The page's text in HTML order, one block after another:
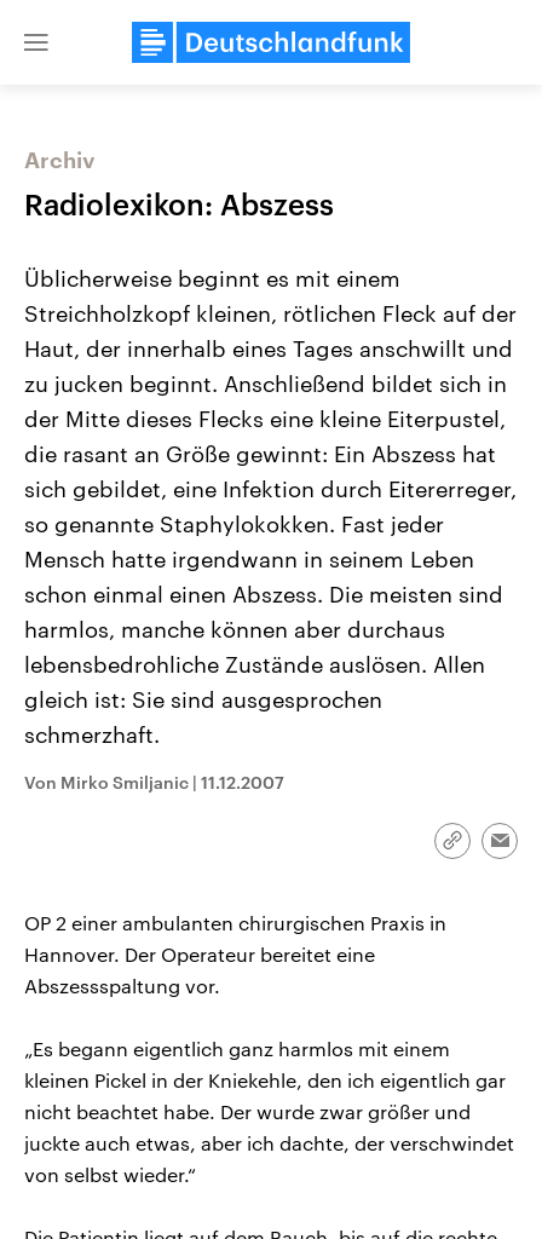
Close
Landtagswahl Sachsen-Anhalt
2026
Alle Informationen
Sachsen-Anhalt wählt am 6.
September 2026 einen neuen
Landtag. Seit 2021 wird das
Bundesland von einer Koalition aus
CDU, SPD und FDP regiert.-
Umfragen, Prognosen,
Wahlprogramme, aktuelle Berichte
und Kandidaten der anstehenden
Wahl.
USA
Aktuelle Beiträge,
Hintergründe
Wirtschaftlich und
gehören die Vereinigten
den mächtigsten Ländern
mit großem Einfluss auf
aktuelle Weltgeschehen.
Audio-Archiv
Archiv
Radiolexikon: Abszess
Üblicherweise beginnt es mit einem
Streichholzkopf kleinen, rötlichen Fleck auf der
Haut, der innerhalb eines Tages anschwillt und
zu jucken beginnt. Anschließend bildet sich in
der Mitte dieses Flecks eine kleine Eiterpustel,
die rasant an Größe gewinnt: Ein Abszess hat
sich gebildet, eine Infektion durch Eitererreger,
so genannte Staphylokokken. Fast jeder
Mensch hatte irgendwann in seinem Leben
schon einmal einen Abszess. Die meisten sind
harmlos, manche können aber durchaus
lebensbedrohliche Zustände auslösen. Allen
gleich ist: Sie sind ausgesprochen
schmerzhaft.
Von Mirko Smiljanic | 11.12.2007
Link
OP 2 einer ambulanten chirurgischen Praxis in
Hannover. Der Operateur bereitet eine
Abszessspaltung vor.
„Es begann eigentlich ganz harmlos mit einem
kleinen Pickel in der Kniekehle, den ich eigentlich gar
nicht beachtet habe. Der wurde zwar größer und
juckte auch etwas, aber ich dachte, der verschwindet
von selbst wieder.“